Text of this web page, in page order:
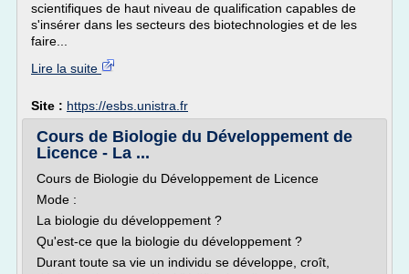
scientifiques de haut niveau de qualification capables de
s'insérer dans les secteurs des biotechnologies et de les
faire...
Lire la suite
Site : https://esbs.unistra.fr
Cours de Biologie du Développement de
Licence - La ...
Cours de Biologie du Développement de Licence
Mode :
La biologie du développement ?
Qu'est-ce que la biologie du développement ?
Durant toute sa vie un individu se développe, croît,